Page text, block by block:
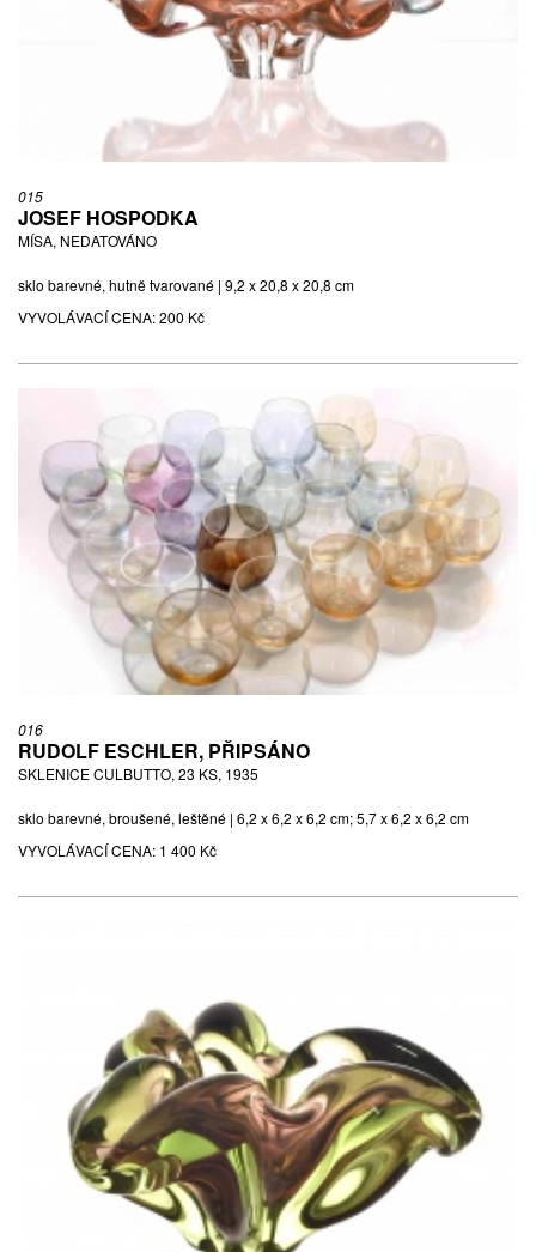
015
JOSEF HOSPODKA
MÍSA, NEDATOVÁNO
sklo barevné, hutně tvarované | 9,2 x 20,8 x 20,8 cm
VYVOLÁVACÍ CENA:200 Kč
016
RUDOLF ESCHLER, PŘIPSÁNO
SKLENICE CULBUTTO, 23 KS, 1935
sklo barevné, broušené, leštěné | 6,2 x 6,2 x 6,2 cm; 5,7 x 6,2 x 6,2 cm
VYVOLÁVACÍ CENA: 1 400 Kč